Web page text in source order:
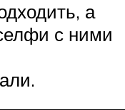
а
с ними